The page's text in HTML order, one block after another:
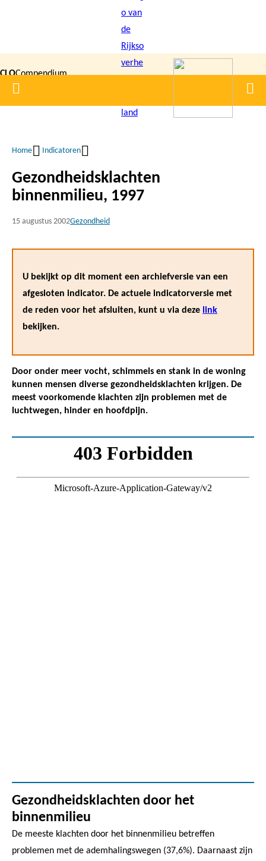
inhoud
gaan
CLOCompendium
voor de
Home
Kruimelpad
Home Indicatoren
Gezondheidsklachten
binnenmilieu, 1997
15 augustus 2002Gezondheid
U bekijkt op dit moment een archiefversie van een
afgesloten indicator. De actuele indicatorversie met
de reden voor het afsluiten, kunt u via deze link
bekijken.
Door onder meer vocht, schimmels en stank in de woning
kunnen mensen diverse gezondheidsklachten krijgen. De
meest voorkomende klachten zijn problemen met de
luchtwegen, hinder en hoofdpijn.
Gezondheidsklachten door het
binnenmilieu
De meeste klachten door het binnenmilieu betreffen
problemen met de ademhalingswegen (37,6%). Daarnaast zijn